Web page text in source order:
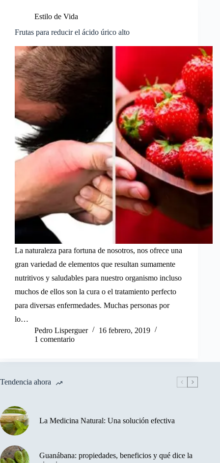
Estilo de Vida
Frutas para reducir el ácido úrico alto
La naturaleza para fortuna de nosotros, nos ofrece una
gran variedad de elementos que resultan sumamente
nutritivos y saludables para nuestro organismo incluso
muchos de ellos son la cura o el tratamiento perfecto
para diversas enfermedades. Muchas personas por
lo…
Pedro Lisperguer
16 febrero, 2019
1 comentario
Tendencia ahora
La Medicina Natural: Una solución efectiva
Guanábana: propiedades, beneficios y qué dice la